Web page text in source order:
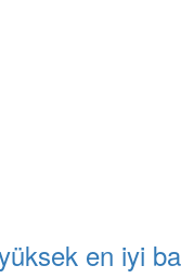
en iyi